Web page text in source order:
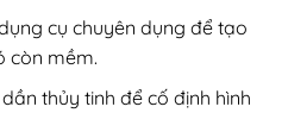
cụ chuyên dụng để tạo
còn mềm.
thủy tinh để cố định hình